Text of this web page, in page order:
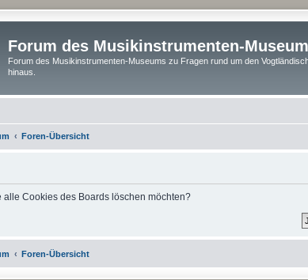
Forum des Musikinstrumenten-
Forum des Musikinstrumenten-Museums zu Fragen rund um den
hinaus.
Foren-Übersicht
alle Cookies des Boards löschen möchten?
Foren-Übersicht